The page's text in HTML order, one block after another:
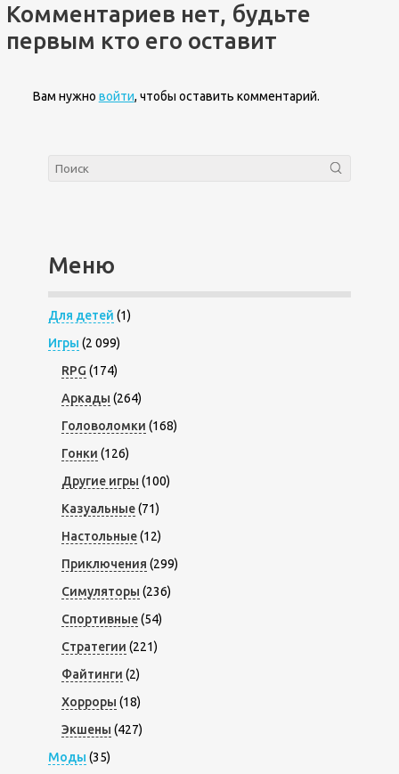
Комментариев нет, будьте
первым кто его оставит
Вам нужно войти, чтобы оставить комментарий.
Меню
Для детей (1)
Игры (2 099)
RPG (174)
Аркады (264)
Головоломки (168)
Гонки (126)
Другие игры (100)
Казуальные(71)
Настольные(12)
Приключения (299)
Симуляторы (236)
Спортивные(54)
Стратегии (221)
Файтинги (2)
Хорроры (18)
Экшены (427)
Моды (35)